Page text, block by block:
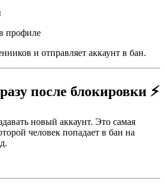
профиле
и отправляет аккаунт в бан.
после блокировки ⚡️
новый аккаунт. Это самая
человек попадает в бан на